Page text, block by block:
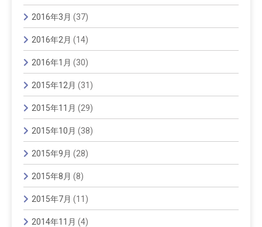
2016年3月 (37)
2016年2月 (14)
2016年1月 (30)
2015年12月 (31)
2015年11月 (29)
2015年10月 (38)
2015年9月 (28)
2015年8月 (8)
2015年7月 (11)
2014年11月 (4)